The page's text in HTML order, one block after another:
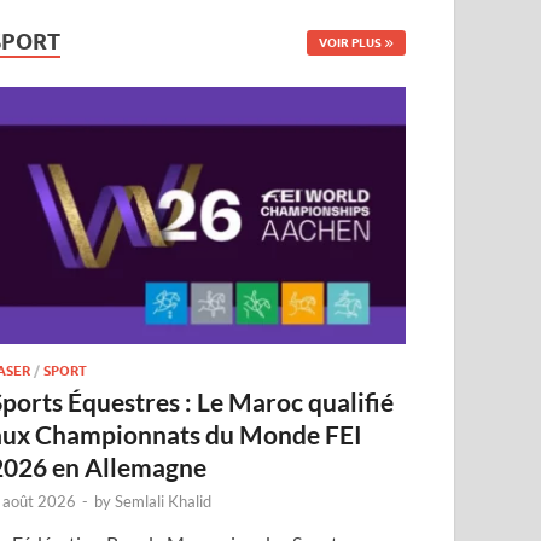
VOIR PLUS
/SPORT
Équestres : Le Maroc qualifié
Championnats du Monde FEI
en Allemagne
2026 - bySemlali Khalid